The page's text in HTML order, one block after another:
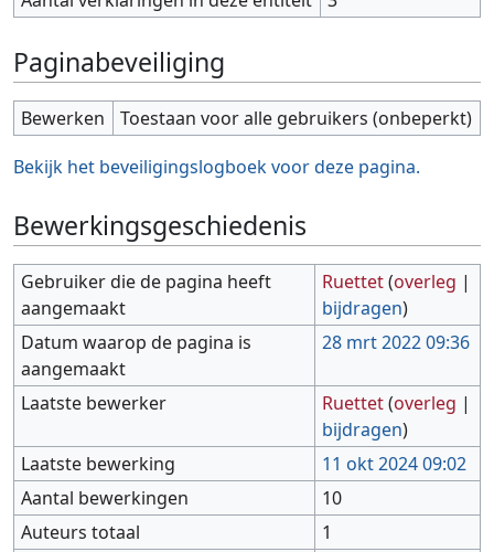
Paginabeveiliging
Bewerken
Toestaan voor alle gebruikers (onbeperkt)
Bekijk het beveiligingslogboek voor deze pagina.
Bewerkingsgeschiedenis
Gebruiker die de pagina heeft
aangemaakt
Ruettet(overleg |
bijdragen)
Datum waarop de pagina is
aangemaakt
28 mrt 2022 09:36
Laatste bewerker Ruettet(overleg |
bijdragen)
Laatste bewerking
11 okt 2024 09:02
Aantal bewerkingen
10
Auteurs totaal
1